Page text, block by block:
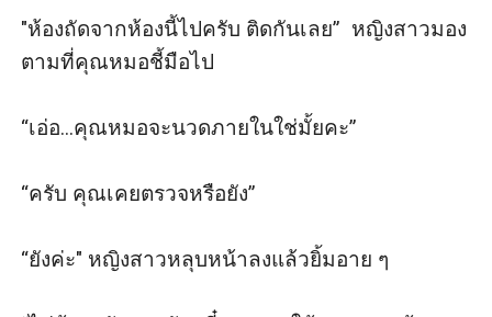
"ห้องถัดจากห้องนี้ไปครับ ติดกันเลย”  หญิงสาวมอง
ตามที่คุณหมอชี้มือไป
“เอ่อ...คุณหมอจะนวดภายในใช่มั้ยคะ”
“ครับ คุณเคยตรวจหรือยัง”
“ยังค่ะ" หญิงสาวหลุบหน้าลงแล้วยิ้มอาย ๆ